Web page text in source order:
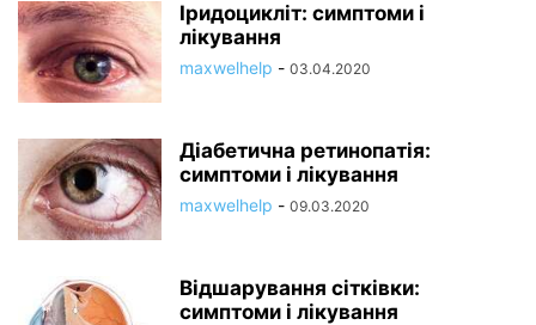
Іридоцикліт: симптоми і
лікування
maxwelhelp - 03.04.2020
Діабетична ретинопатія:
симптоми і лікування
maxwelhelp - 09.03.2020
Відшарування сітківки:
симптоми і лікування